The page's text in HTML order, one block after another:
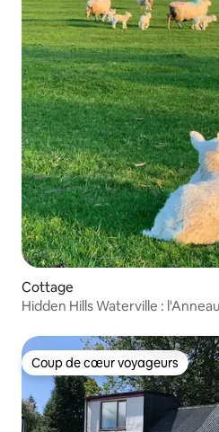
Cottage
Hidden Hills Waterville :
Coup de cœur voyageurs
Coup de cœur voyageurs